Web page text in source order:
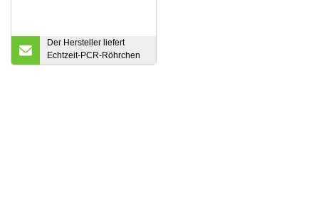
Der Hersteller liefert
Echtzeit-PCR-Röhrchen
mit 0,1 ml und 0,2 ml und